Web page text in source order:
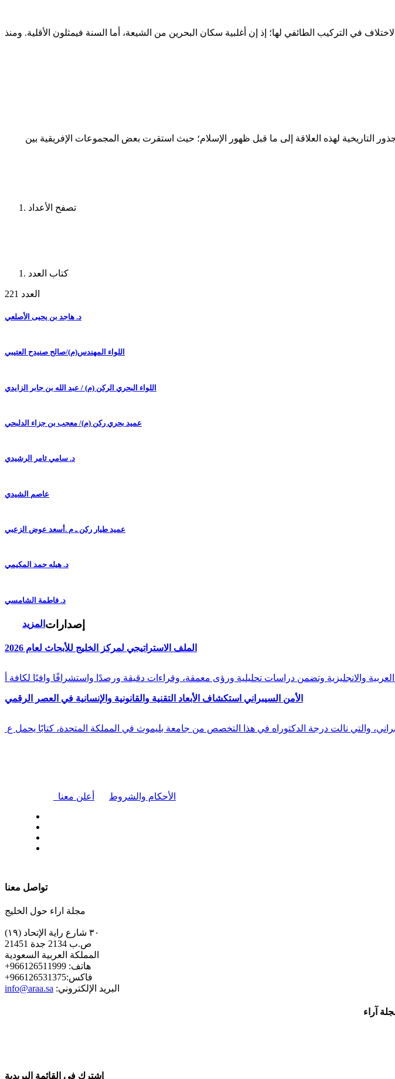
في التركيب الطائفي لها؛ إذ إن أغلبية سكان البحرين من الشيعة، أما السنة فيمثلون الأقلية. ومنذ
التاريخية لهذه العلاقة إلى ما قبل ظهور الإسلام؛ حيث استقرت بعض المجموعات الإفريقية بين
تصفح الأعداد
كتاب العدد
العدد 221
د. هاجد بن يحيى الأصلعي
اللواء المهندس(م)/صالح صنيدح العتيبي
اللواء البحري الركن (م) / عبد الله بن جابر الزايدي
عميد بحري ركن (م)/ معجب بن جزاء الدلبحي
د. سامي ثامر الرشيدي
عاصم الشيدي
عميد طيار ركن ـ م .أسعد عوض الزعبي
د. هيله حمد المكيمي
د. فاطمة الشامسي
المزيد إصدارات
الملف الاستراتيجي لمركز الخليج للأبحاث لعام 2026
الأمن السيبراني استكشاف الأبعاد التقنية والقانونية والإنسانية في العصر الرقمي
والتي نالت درجة الدكتوراه في هذا التخصص من جامعة بليموث في المملكة المتحدة، كتابًا يحمل ع
أعلن معنا الأحكام والشروط
تواصل معنا
مجلة اراء حول الخليج
٣٠ شارع راية الإتحاد (١٩)
ص.ب 2134 جدة 21451
المملكة العربية السعودية
+هاتف: 966126511999
+فاكس:966126531375
info@araa.sa :البريد الإلكتروني
آراء
إشترك في القائمة البريدية